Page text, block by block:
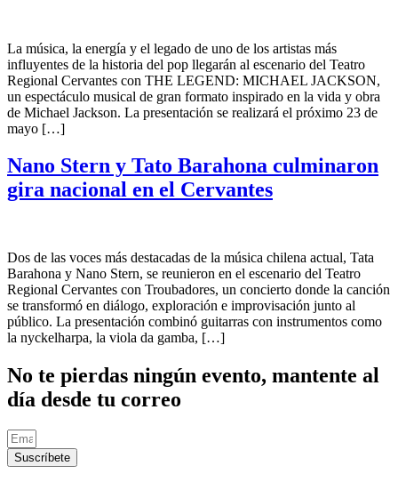
La música, la energía y el legado de uno de los artistas más
influyentes de la historia del pop llegarán al escenario del Teatro
Regional Cervantes con THE LEGEND: MICHAEL JACKSON,
un espectáculo musical de gran formato inspirado en la vida y obra
de Michael Jackson. La presentación se realizará el próximo 23 de
mayo […]
Nano Stern y Tato Barahona culminaron
gira nacional en el Cervantes
Dos de las voces más destacadas de la música chilena actual, Tata
Barahona y Nano Stern, se reunieron en el escenario del Teatro
Regional Cervantes con Troubadores, un concierto donde la canción
se transformó en diálogo, exploración e improvisación junto al
público. La presentación combinó guitarras con instrumentos como
la nyckelharpa, la viola da gamba, […]
No te pierdas ningún evento, mantente al
día desde tu correo
Suscríbete